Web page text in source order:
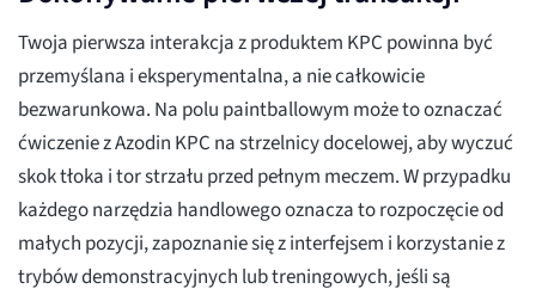
Twoja pierwsza interakcja z produktem KPC powinna być
przemyślana i eksperymentalna, a nie całkowicie
bezwarunkowa. Na polu paintballowym może to oznaczać
ćwiczenie z Azodin KPC na strzelnicy docelowej, aby wyczuć
skok tłoka i tor strzału przed pełnym meczem. W przypadku
każdego narzędzia handlowego oznacza to rozpoczęcie od
małych pozycji, zapoznanie się z interfejsem i korzystanie z
trybów demonstracyjnych lub treningowych, jeśli są